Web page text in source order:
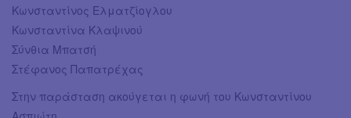
Κωνσταντίνος Ελματζίογλου
Κωνσταντίνα Κλαψινού
Σύνθια Μπατσή
Στέφανος Παπατρέχας
Στην παράσταση ακούγεται η φωνή του Κωνσταντίνου